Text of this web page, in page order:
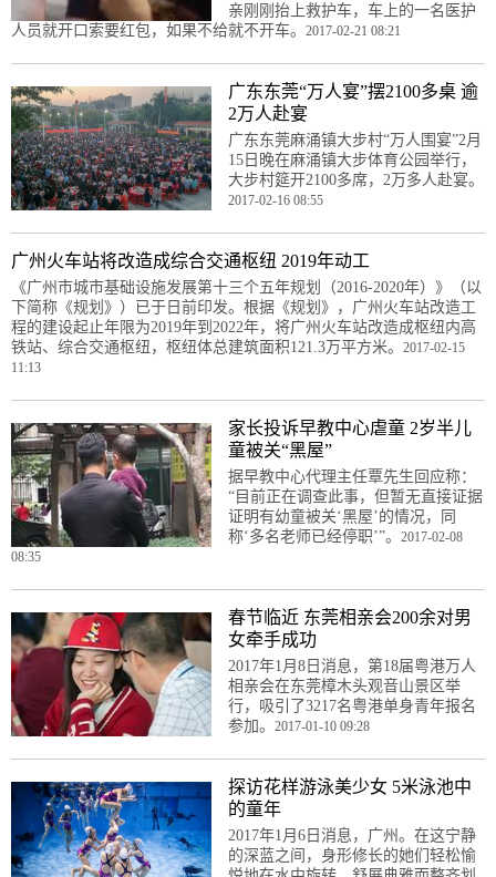
亲刚刚抬上救护车，车上的一名医护
人员就开口索要红包，如果不给就不开车。 2017-02-21 08:21
广东东莞“万人宴”摆2100多桌 逾
2万人赴宴
广东东莞麻涌镇大步村“万人围宴”2月
15日晚在麻涌镇大步体育公园举行，
大步村筵开2100多席，2万多人赴宴。
2017-02-16 08:55
广州火车站将改造成综合交通枢纽 2019年动工
《广州市城市基础设施发展第十三个五年规划（2016-2020年）》（以
下简称《规划》）已于日前印发。根据《规划》，广州火车站改造工
程的建设起止年限为2019年到2022年，将广州火车站改造成枢纽内高
铁站、综合交通枢纽，枢纽体总建筑面积121.3万平方米。 2017-02-15
11:13
家长投诉早教中心虐童 2岁半儿
童被关“黑屋”
据早教中心代理主任覃先生回应称：
“目前正在调查此事，但暂无直接证据
证明有幼童被关‘黑屋’的情况，同
称‘多名老师已经停职’”。 2017-02-08
08:35
春节临近 东莞相亲会200余对男
女牵手成功
2017年1月8日消息，第18届粤港万人
相亲会在东莞樟木头观音山景区举
行，吸引了3217名粤港单身青年报名
参加。 2017-01-10 09:28
探访花样游泳美少女 5米泳池中
的童年
2017年1月6日消息，广州。在这宁静
的深蓝之间，身形修长的她们轻松愉